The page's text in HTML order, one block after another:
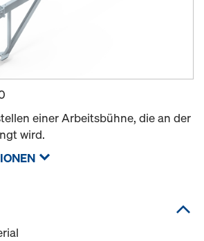
einer Arbeitsbühne, die an der
wird.